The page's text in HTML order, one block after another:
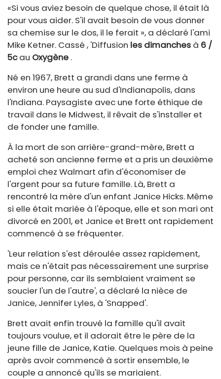
«Si vous aviez besoin de quelque chose, il était là
pour vous aider. S'il avait besoin de vous donner
sa chemise sur le dos, il le ferait », a déclaré l'ami
Mike Ketner. Cassé , 'Diffusion les dimanches à 6 /
5cau Oxygène .
Né en 1967, Brett a grandi dans une ferme à
environ une heure au sud d'Indianapolis, dans
l'Indiana. Paysagiste avec une forte éthique de
travail dans le Midwest, il rêvait de s'installer et
de fonder une famille.
À la mort de son arrière-grand-mère, Brett a
acheté son ancienne ferme et a pris un deuxième
emploi chez Walmart afin d'économiser de
l'argent pour sa future famille. Là, Brett a
rencontré la mère d'un enfant Janice Hicks. Même
si elle était mariée à l'époque, elle et son mari ont
divorcé en 2001, et Janice et Brett ont rapidement
commencé à se fréquenter.
'Leur relation s'est déroulée assez rapidement,
mais ce n'était pas nécessairement une surprise
pour personne, car ils semblaient vraiment se
soucier l'un de l'autre', a déclaré la nièce de
Janice, Jennifer Lyles, à 'Snapped'.
Brett avait enfin trouvé la famille qu'il avait
toujours voulue, et il adorait être le père de la
jeune fille de Janice, Katie. Quelques mois à peine
après avoir commencé à sortir ensemble, le
couple a annoncé qu'ils se mariaient.